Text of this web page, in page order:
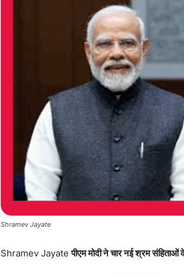
Shramev Jayate
Shramev Jayateपीएम मोदी ने चार नई श्रम